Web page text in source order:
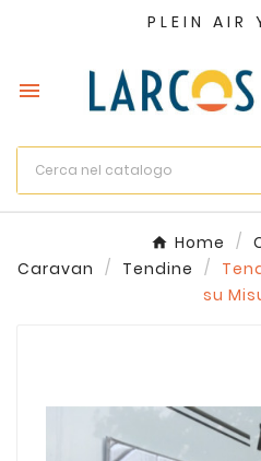
PLEIN AIR

Home
Caravan
Tendine
su
Nome lista dei desideri
Annulla Crea